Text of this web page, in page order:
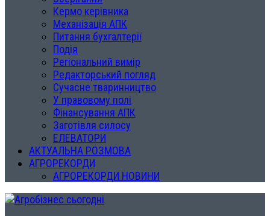
Кермо керівника
Механізація АПК
Питання бухгалтерії
Подія
Регіональний вимір
Редакторський погляд
Сучасне тваринництво
У правовому полі
Фінансування АПК
Заготівля силосу
ЕЛЕВАТОРИ
АКТУАЛЬНА РОЗМОВА
АГРОРЕКОРДИ
АГРОРЕКОРДИ НОВИНИ